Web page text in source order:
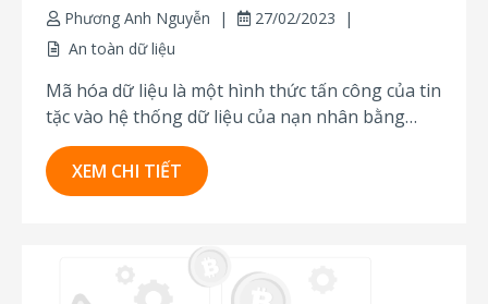
Phương Anh Nguyễn
27/02/2023
An toàn dữ liệu
Mã hóa dữ liệu là một hình thức tấn công của tin
tặc vào hệ thống dữ liệu của nạn nhân bằng
cách đổi đuôi file hàng loạt, khiến các file không
thể mở/đọc một cách bình thường. Để khôi phục
lại dữ liệu bị virus mã hóa, nạn...
XEM CHI TIẾT